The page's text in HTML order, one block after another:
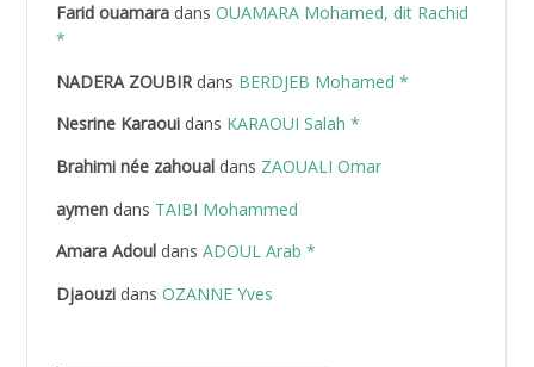
ABDELAZIZ Mohamed
ABDELHAFID Lakhdar
ABDELLI Mohamed
ABDELLI Mohamed *
Farid ouamaradans OUAMARA Mohamed, dit Rachid
*
NADERA ZOUBIRdans BERDJEB Mohamed *
Nesrine Karaouidans KARAOUI Salah *
Brahimi née zahoualdans ZAOUALI Omar
aymendans TAIBI Mohammed
Amara Adouldans ADOUL Arab *
Djaouzidans OZANNE Yves